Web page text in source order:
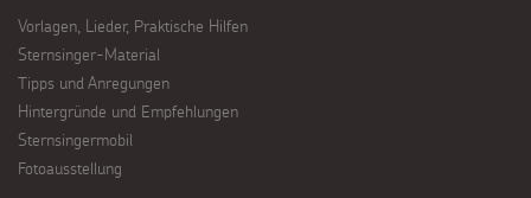
Vorlagen, Lieder, Praktische Hilfen
Sternsinger-Material
Tipps und Anregungen
Hintergründe und Empfehlungen
Sternsingermobil
Fotoausstellung